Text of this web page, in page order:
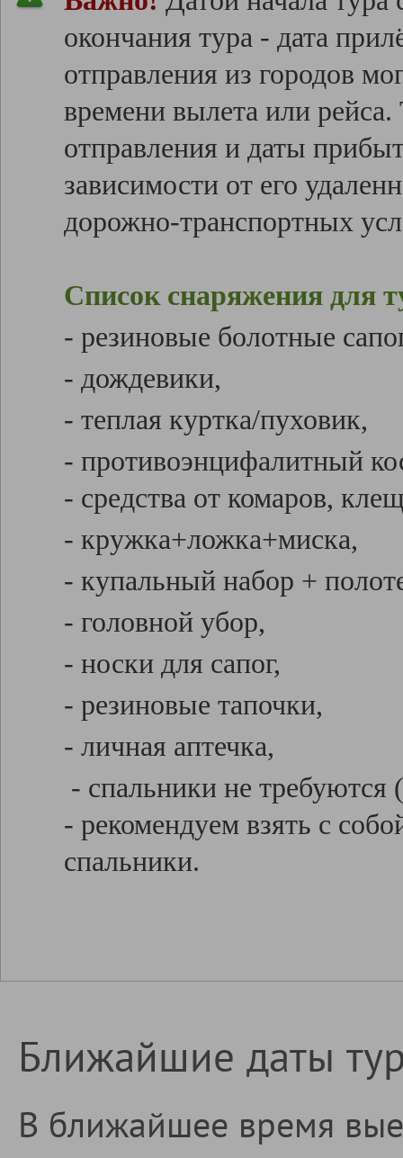
окончания тура - дата
отправления из городов
времени вылета или
отправления и даты
зависимости от его
дорожно-транспортных
Список снаряжения для
- резиновые болотные
- дождевики,
- теплая куртка/пуховик,
- противоэнцифалитный
- средства от комаров,
- кружка+ложка+миска,
- купальный набор +
- головной убор,
- носки для сапог,
- резиновые тапочки,
- личная аптечка,
- спальники не требуются
- рекомендуем взять с
спальники.
Ближайшие даты
В ближайшее время